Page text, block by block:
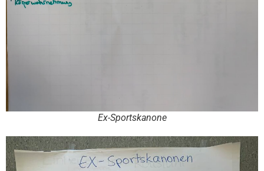
Ex-Sportskanone